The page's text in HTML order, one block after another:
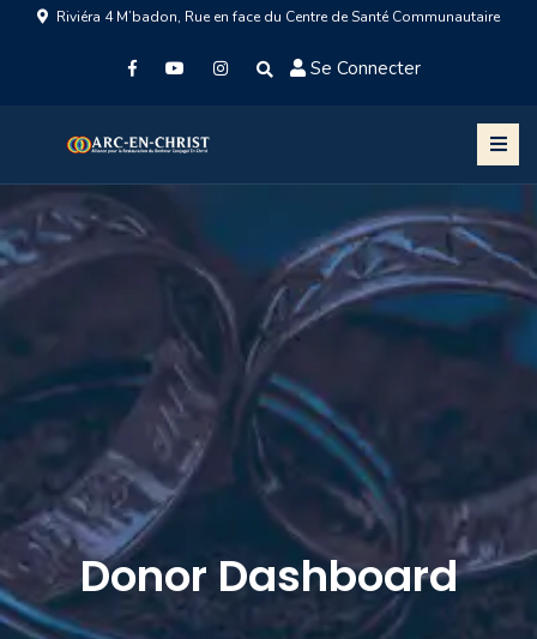
Riviéra 4 M’badon, Rue en face du Centre de Santé Communautaire
Se Connecter
Donor Dashboard